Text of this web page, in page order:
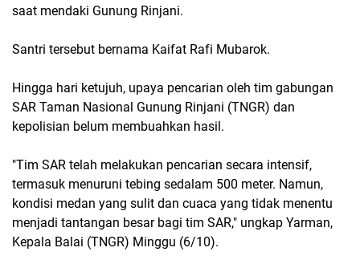
saat mendaki Gunung Rinjani.
Santri tersebut bernama Kaifat Rafi Mubarok.
Hingga hari ketujuh, upaya pencarian oleh tim gabungan
SAR Taman Nasional Gunung Rinjani (TNGR) dan
kepolisian belum membuahkan hasil.
"Tim SAR telah melakukan pencarian secara intensif,
termasuk menuruni tebing sedalam 500 meter. Namun,
kondisi medan yang sulit dan cuaca yang tidak menentu
menjadi tantangan besar bagi tim SAR," ungkap Yarman,
Kepala Balai (TNGR) Minggu (6/10).